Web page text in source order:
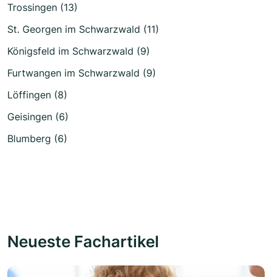
Trossingen (13)
St. Georgen im Schwarzwald (11)
Königsfeld im Schwarzwald (9)
Furtwangen im Schwarzwald (9)
Löffingen (8)
Geisingen (6)
Blumberg (6)
Neueste Fachartikel